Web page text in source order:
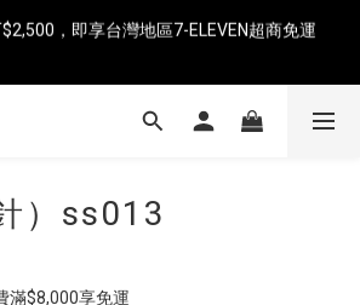
免運（中國、香港、澳門、新加坡、馬來
，即享台灣地區7-ELEVEN超商免運
免運（中國、香港、澳門、新加坡、馬來
）ss013
滿$8,000享免運